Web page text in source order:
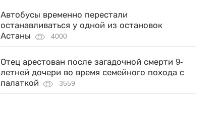
Автобусы временно перестали
останавливаться у одной из остановок
Астаны
4000
Отец арестован после загадочной смерти 9-
летней дочери во время семейного похода с
палаткой
3559